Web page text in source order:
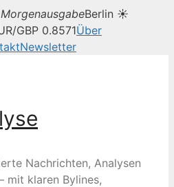
MorgenausgabeBerlin ☀
GBP 0.8571Über
Newsletter
Nachrichten, Analysen
mit klaren Bylines,